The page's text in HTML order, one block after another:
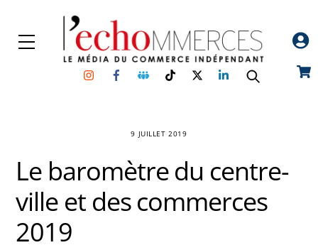
content
Menu
InstagramFacebookGroupe
Facebook
TikTokTwitterLinkedin
9 JUILLET 2019
Le baromètre du centre-
ville et des commerces
2019